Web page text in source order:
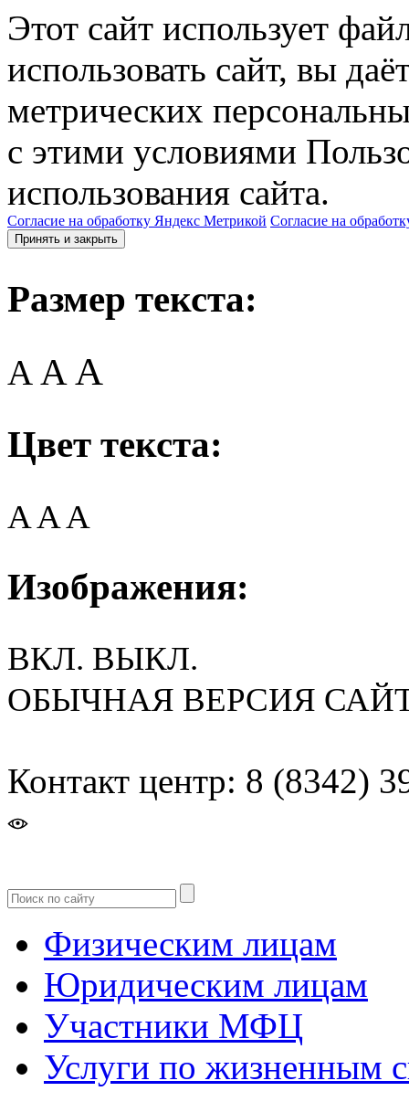
Этот сайт использует
использовать сайт, вы
метрических
с этими условиями
использования сайта.
Согласие на обработку Яндекс Метрикой Согласие на
Принять и закрыть
Размер текста:
A AA
Цвет текста:
AAA
Изображения:
ВКЛ. ВЫКЛ.
ОБЫЧНАЯ ВЕРСИЯ
Контакт центр: 8 (8342)
Физическим лицам
Юридическим лицам
Участники МФЦ
Услуги по жизненным